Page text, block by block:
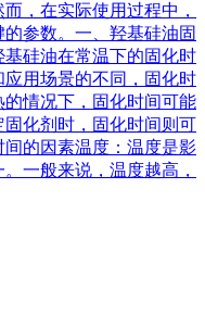
，在实际使用过程中，
参数。一、羟基硅油固
硅油在常温下的固化时
应用场景的不同，固化时
情况下，固化时间可能
化剂时，固化时间则可
的因素温度：温度是影
一般来说，温度越高，